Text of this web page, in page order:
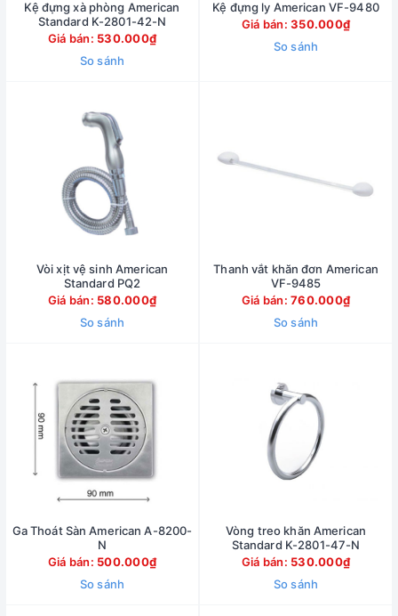
Kệ đựng xà phòng American
Standard K-2801-42-N
Giá bán: 530.000₫
So sánh
Kệ đựng ly American VF-9480
Giá bán:350.000₫
So sánh
Vòi xịt vệ sinh American
Standard PQ2
Giá bán: 580.000₫
So sánh
Thanh vắt khăn đơn American
VF-9485
Giá bán:760.000₫
So sánh
Ga Thoát Sàn American A-8200-
N
Giá bán: 500.000₫
So sánh
Vòng treo khăn American
Standard K-2801-47-N
Giá bán: 530.000₫
So sánh